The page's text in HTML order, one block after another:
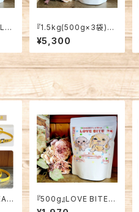
『1.5kg(500g×3袋)』L
OVE BITE ミックス
【愛犬用】
¥5,300
！
『500g』LOVE BITE
ビーフ【愛犬用】